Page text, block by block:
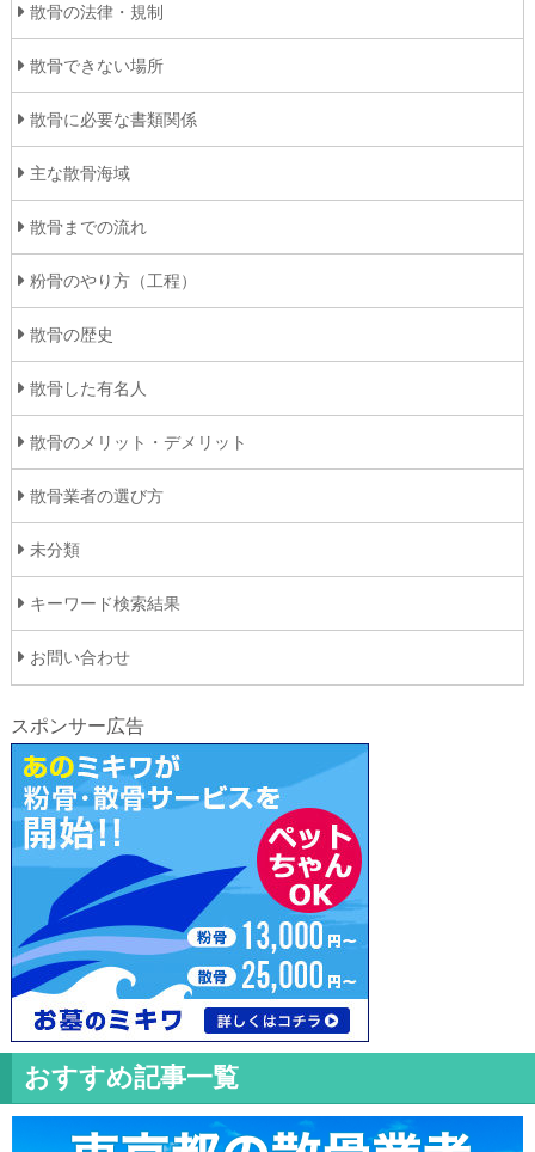
散骨の法律・規制
散骨できない場所
散骨に必要な書類関係
主な散骨海域
散骨までの流れ
粉骨のやり方（工程）
散骨の歴史
散骨した有名人
散骨のメリット・デメリット
散骨業者の選び方
未分類
キーワード検索結果
お問い合わせ
スポンサー広告
おすすめ記事一覧